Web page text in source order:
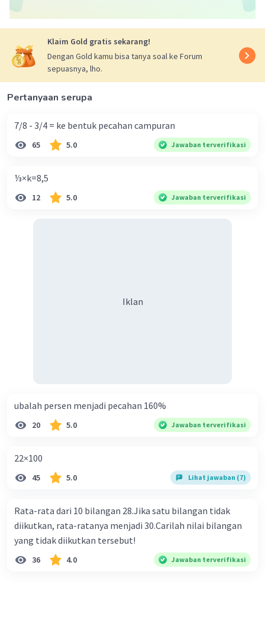
Iklan
Klaim Gold gratis sekarang!
Dengan Gold kamu bisa tanya soal ke Forum
sepuasnya, lho.
Pertanyaan serupa
7/8 - 3/4 = ke bentuk pecahan campuran
65 5.0 Jawaban terverifikasi
⅓×k=8,5
12 5.0 Jawaban terverifikasi
Iklan
ubalah persen menjadi pecahan 160%
20 5.0 Jawaban terverifikasi
22×100
45 5.0 Lihat jawaban (7)
Rata-rata dari 10 bilangan 28.Jika satu bilangan tidak
diikutkan, rata-ratanya menjadi 30.Carilah nilai bilangan
yang tidak diikutkan tersebut!
36 4.0 Jawaban terverifikasi